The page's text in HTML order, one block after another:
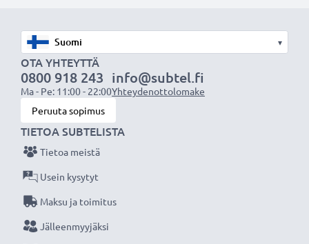
kierrättämällä ja vähentämällä tarpeetonta jätettä.
30 päivän palautusoikeus. Osta nyt!
Huomio: >> Korvaava litiumioniakku, jonka
kapasiteetti on suurempi (1000 mAh tai enemmän),
työntyy hieman ala- tai takaosasta, mutta se on silti
sopiva käytettäväksi, sillä korvaava akku on
paristokotelon kanssa.
▾
OTA YHTEYTTÄ
0800 918 243
Ma - Pe: 11:00 - 22:00
info@subtel.fi
Yhteydenottolomake
Peruuta sopimus
TIETOA SUBTELISTA
Tietoa meistä
Usein kysytyt
Maksu ja toimitus
Jälleenmyyjäksi